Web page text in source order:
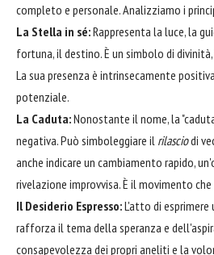
completo e personale. Analizziamo i
La Stella in sé:Rappresenta la luce, la
fortuna, il destino. È un simbolo di
La sua presenza è intrinsecamente
potenziale.
La Caduta:Nonostante il nome, la
negativa. Può simboleggiare il rilasciodi
anche indicare un cambiamento rapido,
rivelazione improvvisa. È il movimento
Il Desiderio Espresso:L'atto di esprimere
rafforza il tema della speranza e
consapevolezza dei propri aneliti e la